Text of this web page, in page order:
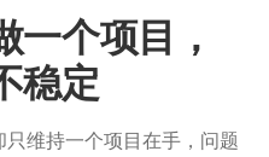
一个项目，
稳定
维持一个项目在手，问题